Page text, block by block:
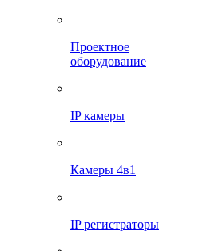
Проектное
оборудование
IP камеры
Камеры 4в1
IP регистраторы